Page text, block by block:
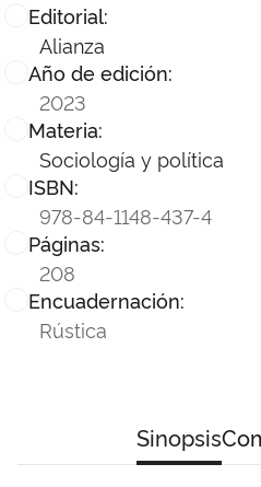
Editorial:
Alianza
Año de edición:
2023
Materia:
Sociología y política
ISBN:
978-84-1148-437-4
Páginas:
208
Encuadernación:
Rústica
Sinopsis